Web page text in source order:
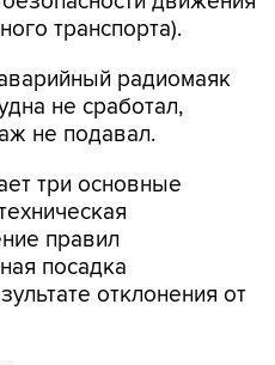
транспорта).
радиомаяк
не сработал,
не подавал.
три основные
правил
посадка
отклонения от